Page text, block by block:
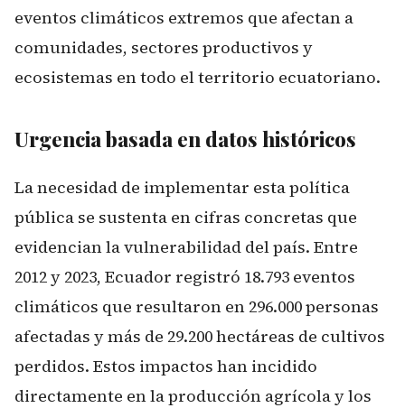
eventos climáticos extremos que afectan a
comunidades, sectores productivos y
ecosistemas en todo el territorio ecuatoriano.
Urgencia basada en datos históricos
La necesidad de implementar esta política
pública se sustenta en cifras concretas que
evidencian la vulnerabilidad del país. Entre
2012 y 2023, Ecuador registró 18.793 eventos
climáticos que resultaron en 296.000 personas
afectadas y más de 29.200 hectáreas de cultivos
perdidos. Estos impactos han incidido
directamente en la producción agrícola y los